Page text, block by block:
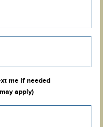
me if needed
apply)